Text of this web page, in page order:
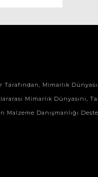
Tarafından, Mimarlık
Mimarlık Dünyasını,
Danışmanlığı